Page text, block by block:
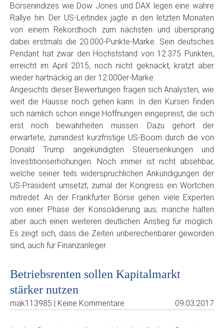
Börsenindizes wie Dow Jones und DAX legen eine wahre
Rallye hin. Der US-Leitindex jagte in den letzten Monaten
von einem Rekordhoch zum nächsten und übersprang
dabei erstmals die 20.000-Punkte-Marke. Sein deutsches
Pendant hat zwar den Höchststand von 12.375 Punkten,
erreicht im April 2015, noch nicht geknackt, kratzt aber
wieder hartnäckig an der 12.000er-Marke.
Angesichts dieser Bewertungen fragen sich Analysten, wie
weit die Hausse noch gehen kann. In den Kursen finden
sich nämlich schon einige Hoffnungen eingepreist, die sich
erst noch bewahrheiten müssen. Dazu gehört der
erwartete, zumindest kurzfristige US-Boom durch die von
Donald Trump angekündigten Steuersenkungen und
Investitionserhöhungen. Noch immer ist nicht absehbar,
welche seiner teils widersprüchlichen Ankündigungen der
US-Präsident umsetzt, zumal der Kongress ein Wörtchen
mitredet. An der Frankfurter Börse gehen viele Experten
von einer Phase der Konsolidierung aus; manche halten
aber auch einen weiteren deutlichen Anstieg für möglich.
Es zeigt sich, dass die Zeiten unberechenbarer geworden
sind, auch für Finanzanleger.
Betriebsrenten sollen Kapitalmarkt
stärker nutzen
mak113985 | Keine Kommentare 09.03.2017